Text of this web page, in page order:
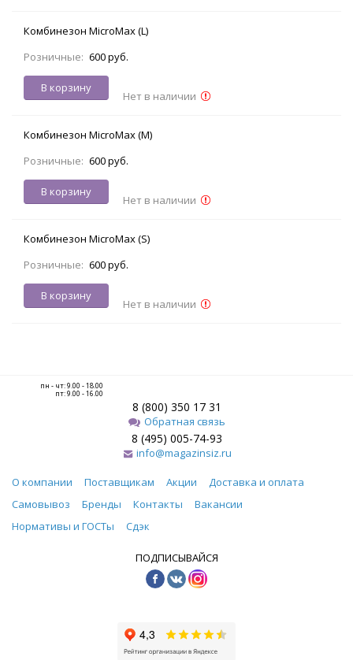
Комбинезон MicroMax (L)
Розничные: 600 руб.
В корзину
Нет в наличии
Комбинезон MicroMax (M)
Розничные: 600 руб.
В корзину
Нет в наличии
Комбинезон MicroMax (S)
Розничные: 600 руб.
В корзину
Нет в наличии
пн - чт: 9.00 - 18.00
пт: 9.00 - 16.00
8 (800) 350 17 31
Обратная связь
8 (495) 005-74-93
info@magazinsiz.ru
О компании Поставщикам Акции
Доставка и оплата
Самовывоз
Бренды Контакты
Вакансии
Нормативы и ГОСТы
Сдэк
ПОДПИСЫВАЙСЯ